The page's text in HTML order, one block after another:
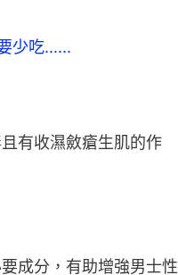
少吃......
有收濕斂瘡生肌的作
成分，有助增強男士性